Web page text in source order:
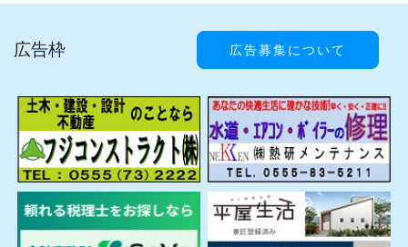
広告枠 広告募集について